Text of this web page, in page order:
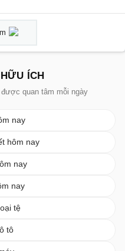
ÍCH
quan tâm mỗi ngày
nay
hôm nay
nay
nay
tệ
tô